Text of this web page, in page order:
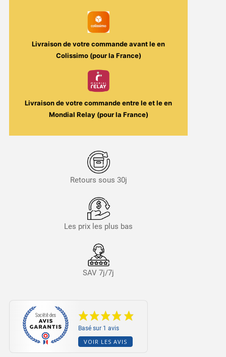
Livraison de votre commande avant leen
Colissimo (pour la France)
Livraison de votre commande entre leet leen
Mondial Relay (pour la France)
Retours sous 30j
Les prix les plus bas
SAV 7j/7j
Basé sur 1 avis
VOIR LES AVIS